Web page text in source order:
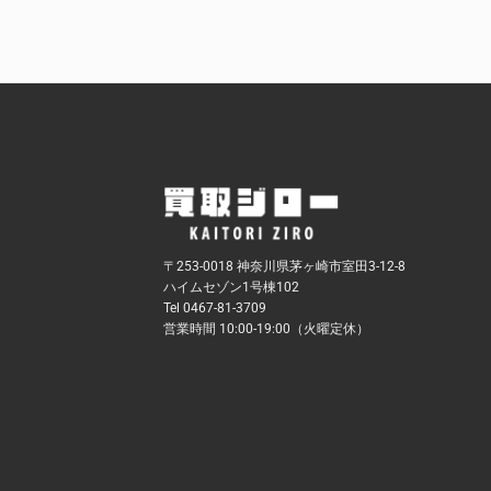
〒253-0018 神奈川県茅ヶ崎市室田3-12-8
ハイムセゾン1号棟102
Tel 0467-81-3709
営業時間 10:00-19:00（火曜定休）